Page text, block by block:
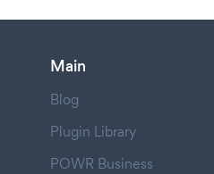
Main
Blog
Plugin Library
POWR Business